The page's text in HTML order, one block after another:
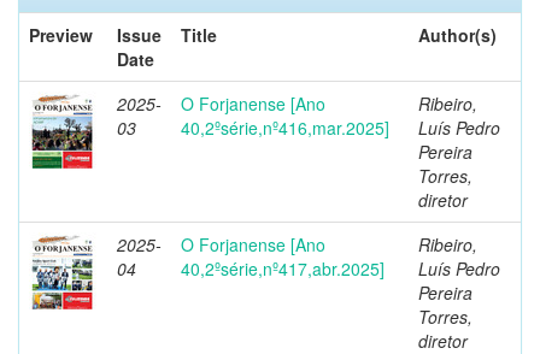
Preview
Issue
Date
Title Author(s)
2025-
03
O Forjanense [Ano
40,2ºsérie,nº416,mar.2025]
Ribeiro,
Luís Pedro
Pereira
Torres,
diretor
2025-
04
O Forjanense [Ano
40,2ºsérie,nº417,abr.2025]
Ribeiro,
Luís Pedro
Pereira
Torres,
diretor